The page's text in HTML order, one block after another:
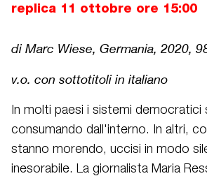
replica 11 ottobre ore 15:00
di Marc Wiese, Germania, 2020,
v.o. con sottotitoli in italiano
In molti paesi i sistemi democratici
consumando dall'interno. In altri,
stanno morendo, uccisi in modo
inesorabile. La giornalista Maria